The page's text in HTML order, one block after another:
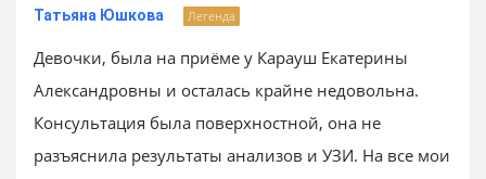
Татьяна Юшкова Легенда
Девочки, была на приёме у Карауш Екатерины
Александровны и осталась крайне недовольна.
Консультация была поверхностной, она не
разъяснила результаты анализов и УЗИ. На все мои